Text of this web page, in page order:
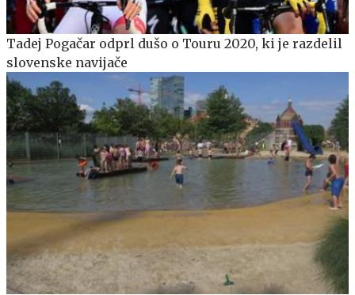
Tadej Pogačar odprl dušo o Touru 2020, ki je razdelil
slovenske navijače